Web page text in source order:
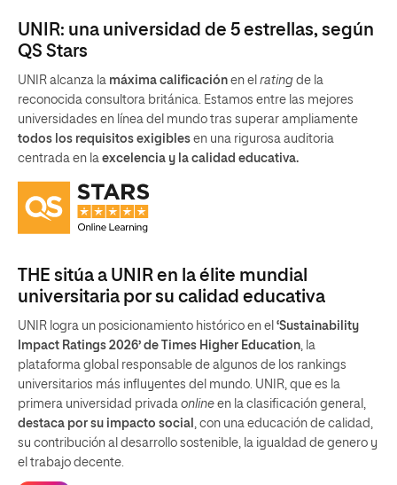
UNIR: una universidad de 5 estrellas, según
QS Stars
UNIR alcanza la máxima calificación en el rating de la
reconocida consultora británica. Estamos entre las mejores
universidades en línea del mundo tras superar ampliamente
todos los requisitos exigibles en una rigurosa auditoria
centrada en la excelencia y la calidad educativa.
THE sitúa a UNIR en la élite mundial
universitaria por su calidad educativa
UNIR logra un posicionamiento histórico en el ‘Sustainability
Impact Ratings 2026’ de Times Higher Education, la
plataforma global responsable de algunos de los rankings
universitarios más influyentes del mundo. UNIR, que es la
primera universidad privada online en la clasificación general,
destaca por su impacto social , con una educación de calidad,
su contribución al desarrollo sostenible, la igualdad de genero y
el trabajo decente.